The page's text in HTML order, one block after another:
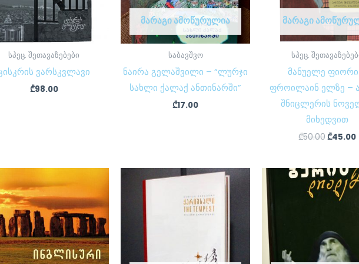
სპეც. შეთავაზებები
ვარსკვლავი
₾98.00
ᲛᲐᲠᲐᲒᲘ ᲐᲛᲝᲬᲣᲠᲣᲚᲘᲐ
საბავშვო
ნაირა გელაშვილი – “ლურჯი
სახლი ქალაქ ანთინარში”
₾17.00
ᲛᲐᲠᲐᲒᲘ
სპეც.
მანუელე
ფროილაინ ელზე –
შნიცლერის
მიხედვით
₾50.00₾45.00